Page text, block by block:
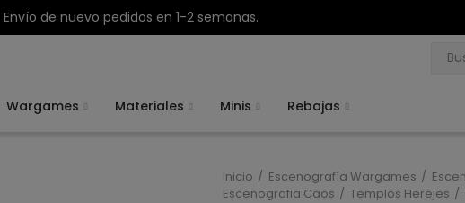
Envío de nuevo pedidos en 1-2 semanas.
Wargames Materiales Minis Rebajas
Inicio Escenografía Wargames
Escenografia Caos
Templos Herejes